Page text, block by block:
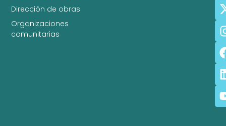
Dirección de obras
Organizaciones
comunitarias